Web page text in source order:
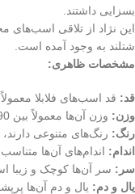
بسزایی داشتند.
این نژاد از تلاقی اسب‌های
شتلند به وجود آمده است.
مشخصات ظاهری:
قد: قد اسب‌های فلابلا معمولاً بین 71 تا 86
وزن: وزن آن‌ها معمولاً بین 90 تا 180 کیلوگرم است.
رنگ: رنگ‌های متنوعی
اندام: اندام‌های آن‌ها
سر: سر آن‌ها کوچک و زیبا
یال و دم: یال و دم آن‌ها